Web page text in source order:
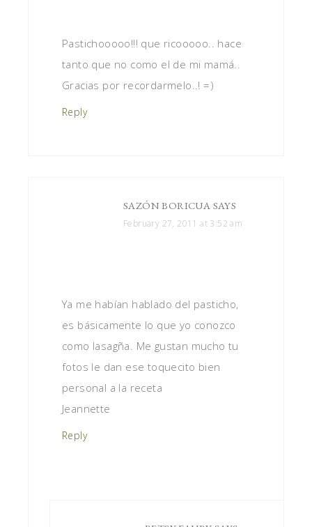
Pastichooooo!!! que ricooooo.. hace
tanto que no como el de mi mamá..
Gracias por recordarmelo..! =)
Reply
SAZÓN BORICUA SAYS
February 27, 2011 at 3:52 am
Ya me habían hablado del pasticho,
es básicamente lo que yo conozco
como lasagña. Me gustan mucho tu
fotos le dan ese toquecito bien
personal a la receta
Jeannette
Reply